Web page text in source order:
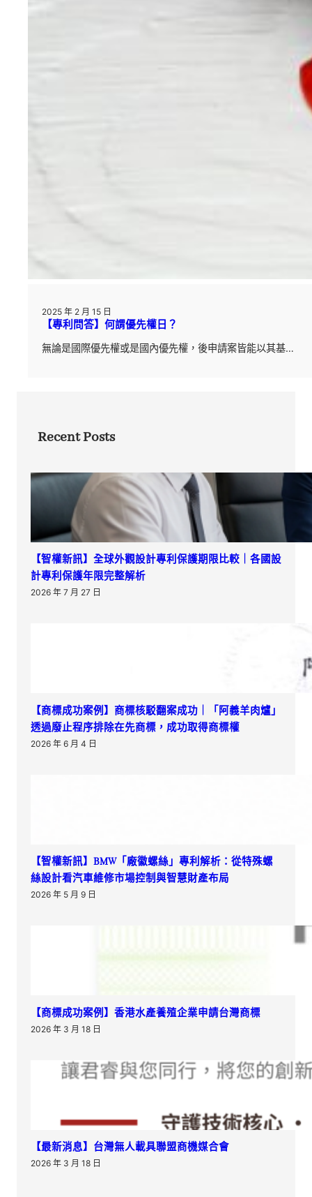
2025 年 2 月 15 日
【專利問答】何謂優先權日？
無論是國際優先權或是國內優先權，後申請案皆能以其基…
Recent Posts
【智權新訊】全球外觀設計專利保護期限比較｜各國設
計專利保護年限完整解析
2026 年 7 月 27 日
【商標成功案例】商標核駁翻案成功｜「阿義羊肉爐」
透過廢止程序排除在先商標，成功取得商標權
2026 年 6 月 4 日
【智權新訊】BMW「廠徽螺絲」專利解析：從特殊螺
絲設計看汽車維修市場控制與智慧財產布局
2026 年 5 月 9 日
【商標成功案例】香港水產養殖企業申請台灣商標
2026 年 3 月 18 日
【最新消息】台灣無人載具聯盟商機媒合會
2026 年 3 月 18 日